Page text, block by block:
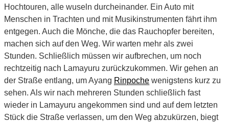
Hochtouren, alle wuseln durcheinander. Ein Auto mit
Menschen in Trachten und mit Musikinstrumenten fährt ihm
entgegen. Auch die Mönche, die das Rauchopfer bereiten,
machen sich auf den Weg. Wir warten mehr als zwei
Stunden. Schließlich müssen wir aufbrechen, um noch
rechtzeitig nach Lamayuru zurückzukommen. Wir gehen an
der Straße entlang, um Ayang Rinpoche wenigstens kurz zu
sehen. Als wir nach mehreren Stunden schließlich fast
wieder in Lamayuru angekommen sind und auf dem letzten
Stück die Straße verlassen, um den Weg abzukürzen, biegt